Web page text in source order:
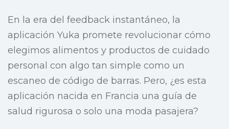
En la era del feedback instantáneo, la
aplicación Yuka promete revolucionar cómo
elegimos alimentos y productos de cuidado
personal con algo tan simple como un
escaneo de código de barras. Pero, ¿es esta
aplicación nacida en Francia una guía de
salud rigurosa o solo una moda pasajera?